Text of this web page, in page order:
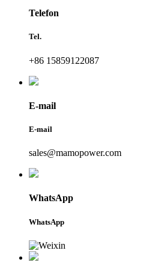
Telefon
Tel.
+86 15859122087
E-mail
E-mail
sales@mamopower.com
WhatsApp
WhatsApp